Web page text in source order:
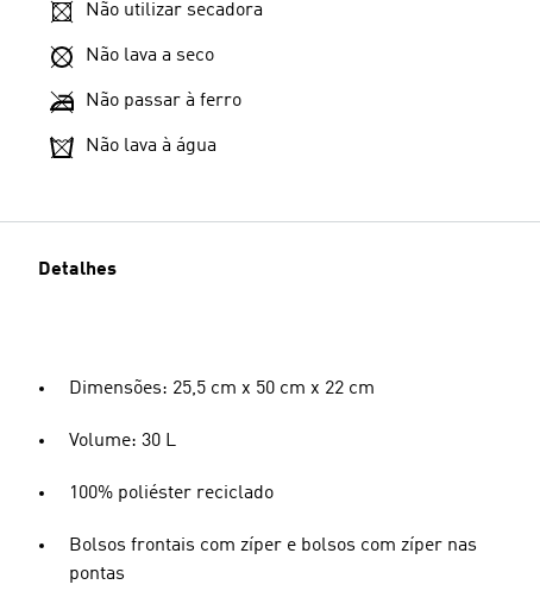
Não utilizar secadora
Não lava a seco
Não passar à ferro
Não lava à água
Detalhes
Dimensões: 25,5 cm x 50 cm x 22 cm
Volume: 30 L
100% poliéster reciclado
Bolsos frontais com zíper e bolsos com zíper nas
pontas